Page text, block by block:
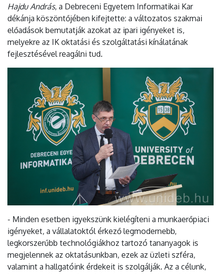
Hajdu András, a Debreceni Egyetem Informatikai Kar
dékánja köszöntőjében kifejtette: a változatos szakmai
előadások bemutatják azokat az ipari igényeket is,
melyekre az IK oktatási és szolgáltatási kínálatának
fejlesztésével reagálni tud.
- Minden esetben igyekszünk kielégíteni a munkaerőpiaci
igényeket, a vállalatoktól érkező legmodernebb,
legkorszerűbb technológiákhoz tartozó tananyagok is
megjelennek az oktatásunkban, ezek az üzleti szféra,
valamint a hallgatóink érdekeit is szolgálják. Az a célunk,